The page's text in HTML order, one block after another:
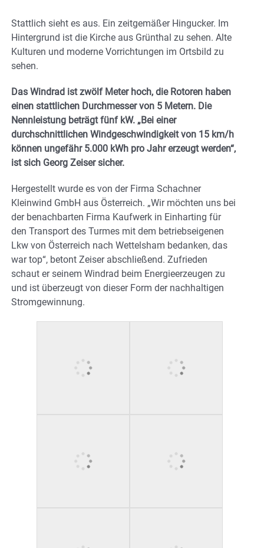
Stattlich sieht es aus. Ein zeitgemäßer Hingucker. Im
Hintergrund ist die Kirche aus Grünthal zu sehen. Alte
Kulturen und moderne Vorrichtungen im Ortsbild zu
sehen.
Das Windrad ist zwölf Meter hoch, die Rotoren haben
einen stattlichen Durchmesser von 5 Metern. Die
Nennleistung beträgt fünf kW. „Bei einer
durchschnittlichen Windgeschwindigkeit von 15 km/h
können ungefähr 5.000 kWh pro Jahr erzeugt werden“,
ist sich Georg Zeiser sicher.
Hergestellt wurde es von der Firma Schachner
Kleinwind GmbH aus Österreich. „Wir möchten uns bei
der benachbarten Firma Kaufwerk in Einharting für
den Transport des Turmes mit dem betriebseigenen
Lkw von Österreich nach Wettelsham bedanken, das
war top“, betont Zeiser abschließend. Zufrieden
schaut er seinem Windrad beim Energieerzeugen zu
und ist überzeugt von dieser Form der nachhaltigen
Stromgewinnung.